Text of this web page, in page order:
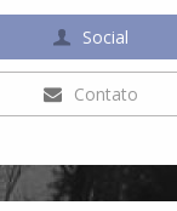
Social
Contato